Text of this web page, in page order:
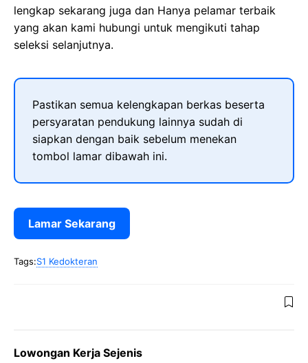
lengkap sekarang juga dan Hanya pelamar terbaik
yang akan kami hubungi untuk mengikuti tahap
seleksi selanjutnya.
Pastikan semua kelengkapan berkas beserta
persyaratan pendukung lainnya sudah di
siapkan dengan baik sebelum menekan
tombol lamar dibawah ini.
Lamar Sekarang
Tags:S1 Kedokteran
Lowongan Kerja Sejenis